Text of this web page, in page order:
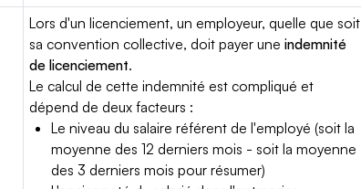
Lors d'un licenciement, un employeur, quelle que soit
sa convention collective, doit payer uneindemnité
de licenciement.
Le calcul de cette indemnité est compliqué et
dépend de deux facteurs :
Le niveau du salaire référent de l'employé (soit la
moyenne des 12 derniers mois - soit la moyenne
des 3 derniers mois pour résumer)